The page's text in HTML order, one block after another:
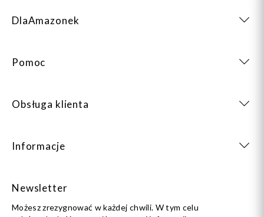
DlaAmazonek
Pomoc
Obsługa klienta
Informacje
Newsletter
Możesz zrezygnować w każdej chwili. W tym celu